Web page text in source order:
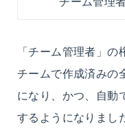
「チーム管理者」の
チームで作成済みの
になり、かつ、自動
するようになりまし